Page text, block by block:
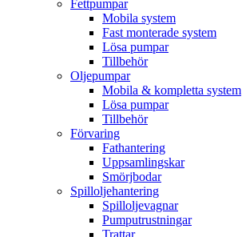
Fettpumpar
Mobila system
Fast monterade system
Lösa pumpar
Tillbehör
Oljepumpar
Mobila & kompletta system
Lösa pumpar
Tillbehör
Förvaring
Fathantering
Uppsamlingskar
Smörjbodar
Spilloljehantering
Spilloljevagnar
Pumputrustningar
Trattar